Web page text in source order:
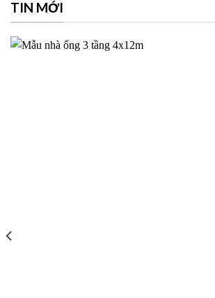
TIN MỚI